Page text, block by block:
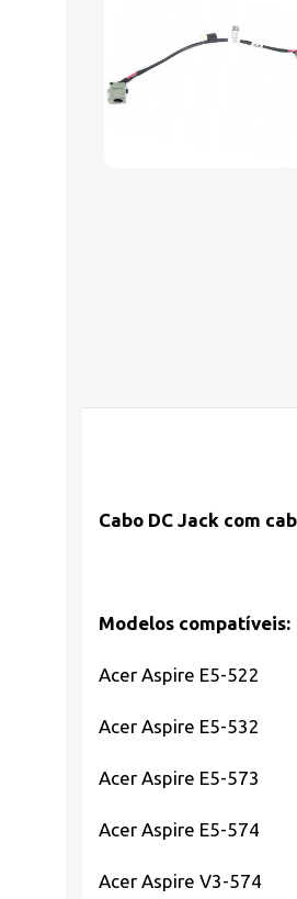
Cabo DC Jack com
Modelos compatíveis:
Acer Aspire E5-522
Acer Aspire E5-532
Acer Aspire E5-573
Acer Aspire E5-574
Acer Aspire V3-574